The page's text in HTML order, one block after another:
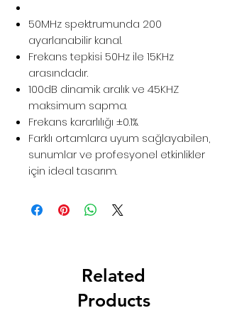
50MHz spektrumunda 200
ayarlanabilir kanal.
Frekans tepkisi 50Hz ile 15KHz
arasındadır.
100dB dinamik aralık ve 45KHZ
maksimum sapma.
Frekans kararlılığı ±0.1%.
Farklı ortamlara uyum sağlayabilen,
sunumlar ve profesyonel etkinlikler
için ideal tasarım.
Related
Products